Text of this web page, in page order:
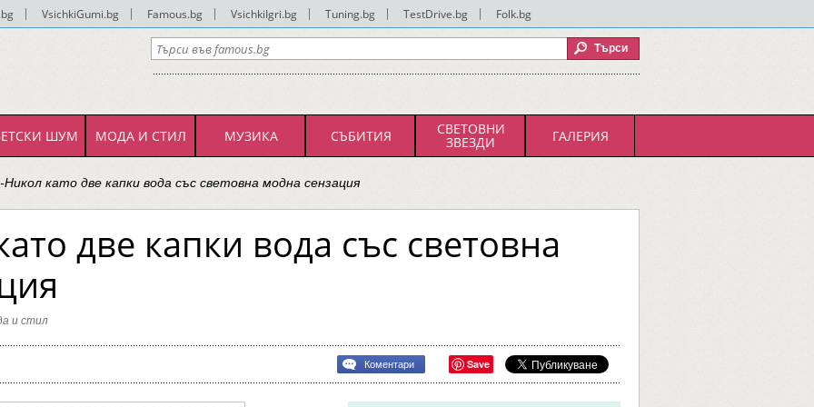
VsichkiGumi.bg Famous.bg VsichkiIgri.bg Tuning.bg TestDrive.bg Folk.bg
ШУМ МОДА И СТИЛ МУЗИКА СЪБИТИЯ СВЕТОВНИ
ЗВЕЗДИ ГАЛЕРИЯ
Никол като две капки вода със световна модна сензация
две капки вода със световна
и стил
Коментари Save